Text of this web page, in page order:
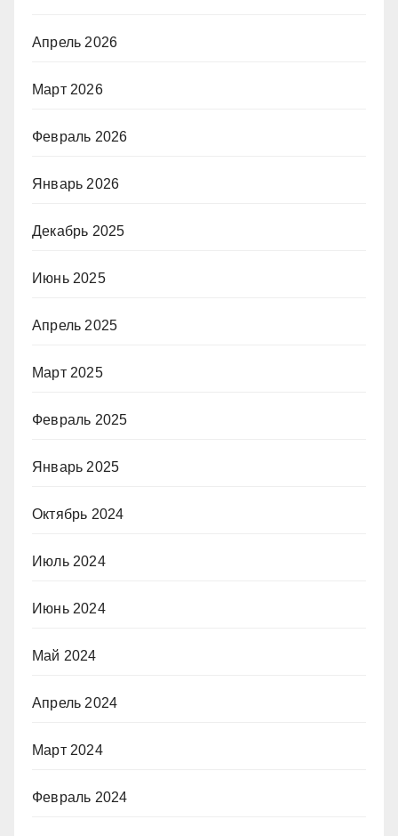
Апрель 2026
Март 2026
Февраль 2026
Январь 2026
Декабрь 2025
Июнь 2025
Апрель 2025
Март 2025
Февраль 2025
Январь 2025
Октябрь 2024
Июль 2024
Июнь 2024
Май 2024
Апрель 2024
Март 2024
Февраль 2024